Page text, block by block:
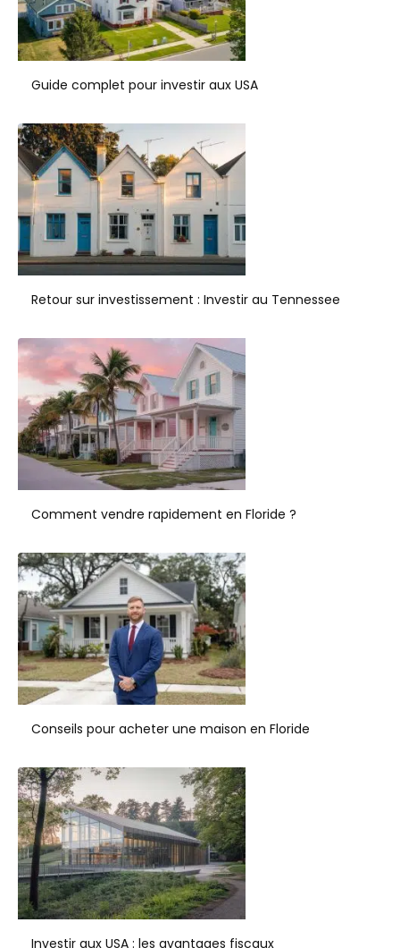
Guide complet pour investir aux USA
Retour sur investissement : Investir au Tennessee
Comment vendre rapidement en Floride ?
Conseils pour acheter une maison en Floride
Investir aux USA : les avantages fiscaux